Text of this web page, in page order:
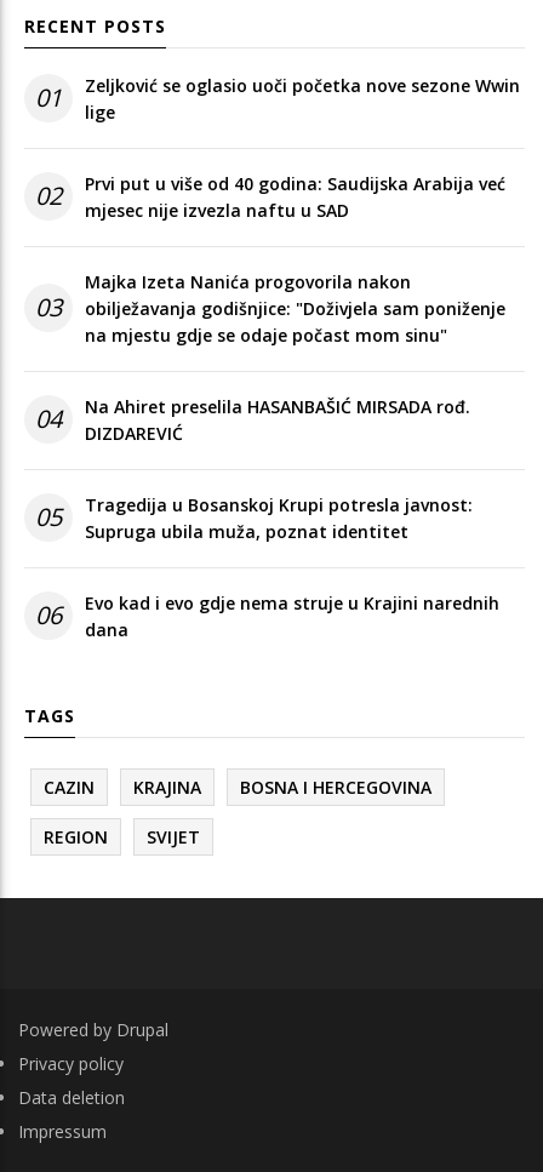
RECENT POSTS
01
Zeljković se oglasio uoči početka nove sezone Wwin
lige
02
Prvi put u više od 40 godina: Saudijska Arabija već
mjesec nije izvezla naftu u SAD
03
Majka Izeta Nanića progovorila nakon
obilježavanja godišnjice: "Doživjela sam poniženje
na mjestu gdje se odaje počast mom sinu"
04
Na Ahiret preselila HASANBAŠIĆ MIRSADA rođ.
DIZDAREVIĆ
05
Tragedija u Bosanskoj Krupi potresla javnost:
Supruga ubila muža, poznat identitet
06
Evo kad i evo gdje nema struje u Krajini narednih
dana
TAGS
CAZIN KRAJINA BOSNA I HERCEGOVINA
REGION SVIJET
Powered by Drupal
FOOTER
Privacy policy
Data deletion
Impressum